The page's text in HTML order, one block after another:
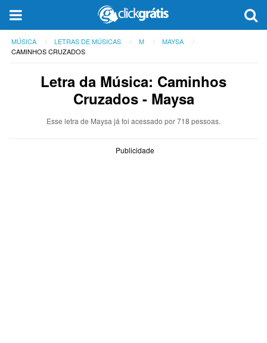
MÚSICA LETRAS DE MÚSICAS M
MAYSA
CAMINHOS CRUZADOS
Letra da Música: Caminhos
Cruzados - Maysa
Esse letra de Maysa já foi acessado por 718 pessoas.
Publicidade